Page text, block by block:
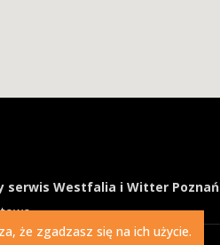
serwis Westfalia i Witter Poznań
że zgadzasz się na ich użycie.